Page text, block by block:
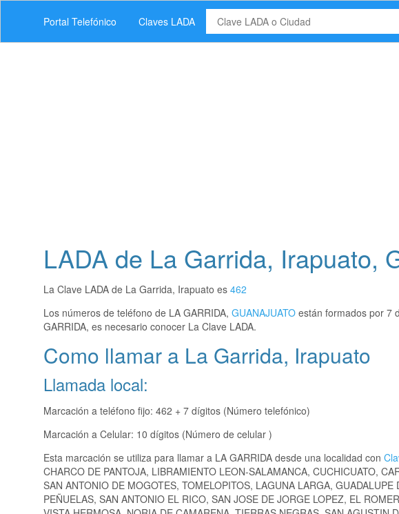
Portal Telefónico Claves LADA
LADA de La Garrida, Irapuato,
La Clave LADA de La Garrida, Irapuato es 462
Los números de teléfono de LA GARRIDA, GUANAJUATO están formados por 7
GARRIDA, es necesario conocer La Clave LADA.
Como llamar a La Garrida, Irapuato
Llamada local:
Marcación a teléfono fijo: 462 + 7 dígitos (Número telefónico)
Marcación a Celular: 10 dígitos (Número de celular )
Esta marcación se utiliza para llamar a LA GARRIDA desde una localidad con
CHARCO DE PANTOJA, LIBRAMIENTO LEON-SALAMANCA, CUCHICUATO,
SAN ANTONIO DE MOGOTES, TOMELOPITOS, LAGUNA LARGA,
PEÑUELAS, SAN ANTONIO EL RICO, SAN JOSE DE JORGE LOPEZ, EL